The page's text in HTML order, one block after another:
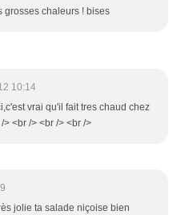
grosses chaleurs ! bises
10:14
vrai qu'il fait tres chaud chez
<br /> <br /> <br />
jolie ta salade niçoise bien